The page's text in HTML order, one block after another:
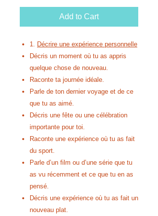
Add to Cart
1.
Décrire une expérience personnelle
Décris un moment où tu as appris
quelque chose de nouveau.
Raconte ta journée idéale.
Parle de ton dernier voyage et de ce
que tu as aimé.
Décris une fête ou une célébration
importante pour toi.
Raconte une expérience où tu as fait
du sport.
Parle d’un film ou d’une série que tu
as vu récemment et ce que tu en as
pensé.
Décris une expérience où tu as fait un
nouveau plat.